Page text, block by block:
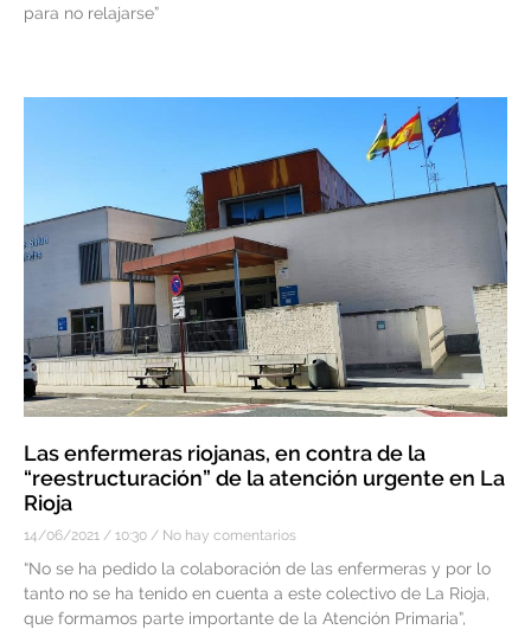
para no relajarse”
Las enfermeras riojanas, en contra de la
“reestructuración” de la atención urgente en La
Rioja
14/06/2021 10:30 No hay comentarios
“No se ha pedido la colaboración de las enfermeras y por lo
tanto no se ha tenido en cuenta a este colectivo de La Rioja,
que formamos parte importante de la Atención Primaria”,